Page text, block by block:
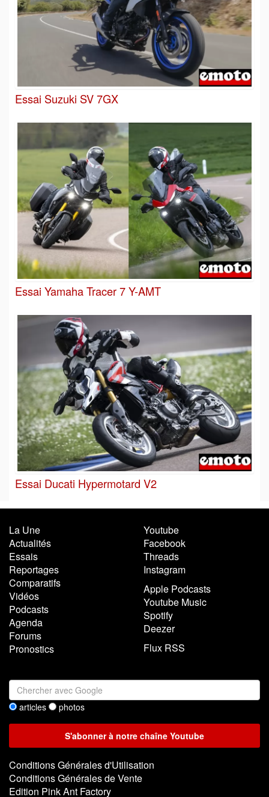
Essai Suzuki SV 7GX
Essai Yamaha Tracer 7 Y-AMT
Essai Ducati Hypermotard V2
La Une
Actualités
Essais
Reportages
Comparatifs
Vidéos
Podcasts
Agenda
Forums
Pronostics
Youtube
Facebook
Threads
Instagram
Apple Podcasts
Youtube Music
Spotify
Deezer
Flux RSS
articles photos
Conditions Générales d'Utilisation
Conditions Générales de Vente
Edition Pink Ant Factory